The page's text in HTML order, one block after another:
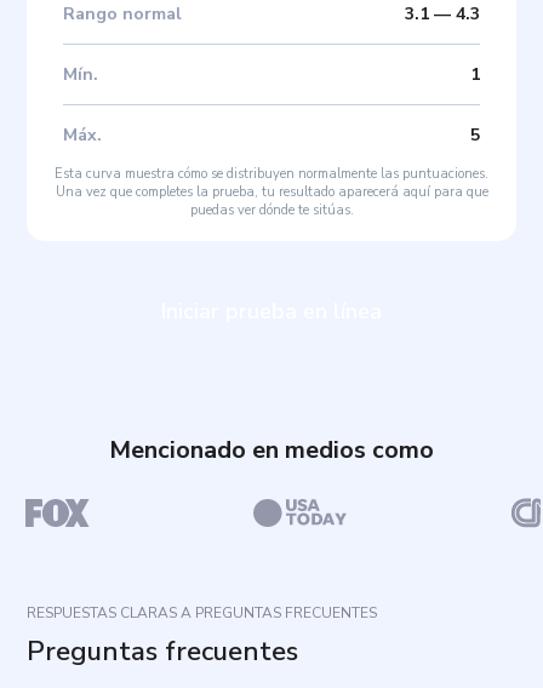
Rango normal 3.1— 4.3
Mín. 1
Máx. 5
Esta curva muestra cómo se distribuyen normalmente las puntuaciones.
Una vez que completes la prueba, tu resultado aparecerá aquí para que
puedas ver dónde te sitúas.
Mencionado en medios como
RESPUESTAS CLARAS A PREGUNTAS FRECUENTES
Preguntas frecuentes